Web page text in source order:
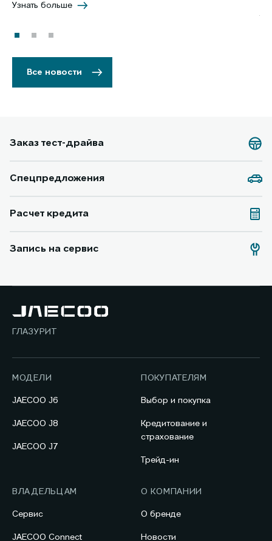
Узнать больше
Все новости
Заказ тест-драйва
Спецпредложения
Расчет кредита
Запись на сервис
ГЛАЗУРИТ
МОДЕЛИ
JAECOO J6
JAECOO J8
JAECOO J7
ПОКУПАТЕЛЯМ
Выбор и покупка
Кредитование и
страхование
Трейд-ин
ВЛАДЕЛЬЦАМ
Сервис
JAECOO Connect
О КОМПАНИИ
О бренде
Новости